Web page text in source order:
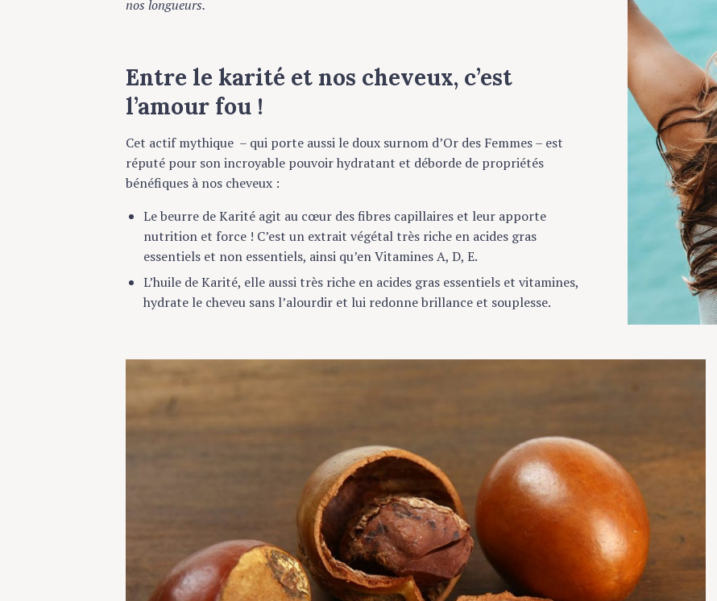
nos longueurs.
Entre le karité et nos cheveux, c’est
l’amour fou !
Cet actif mythique – qui porte aussi le doux surnom d’Or des Femmes – est
réputé pour son incroyable pouvoir hydratant et déborde de propriétés
bénéfiques à nos cheveux :
Le beurre de Karité agit au cœur des fibres capillaires et leur apporte
nutrition et force ! C’est un extrait végétal très riche en acides gras
essentiels et non essentiels, ainsi qu’en Vitamines A, D, E.
L’huile de Karité, elle aussi très riche en acides gras essentiels et vitamines,
hydrate le cheveu sans l’alourdir et lui redonne brillance et souplesse.